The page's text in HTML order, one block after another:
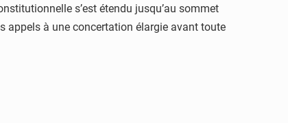
s’est étendu jusqu’au sommet
appels à une concertation élargie avant toute